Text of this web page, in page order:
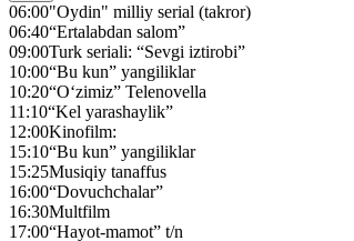
06:00"Oydin" milliy serial (takror)
06:40“Ertalabdan salom”
09:00Turk seriali: “Sevgi iztirobi”
10:00“Bu kun” yangiliklar
10:20“O‘zimiz” Telenovella
11:10“Kel yarashaylik”
12:00Kinofilm:
15:10“Bu kun” yangiliklar
15:25Musiqiy tanaffus
16:00“Dovuchchalar”
16:30Multfilm
17:00“Hayot-mamot” t/n